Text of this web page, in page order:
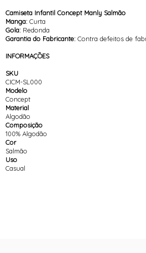
Camiseta Infantil Concept Manly Salmão
Manga:Curta
Gola: Redonda
Garantia do Fabricante:Contra defeitos de
INFORMAÇÕES
SKU
CICM-SL000
Modelo
Concept
Material
Algodão
Composição
100% Algodão
Cor
Salmão
Uso
Casual